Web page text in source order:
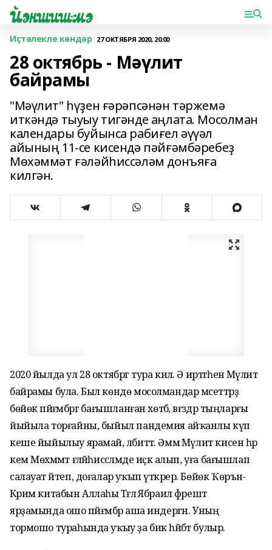
Иҫтәлекле көндәр 27 ОКТЯБРЯ 2020, 20:00
28 октябрь - Мәүлит
байрамы
"Мәүлит" һүҙен ғәрәпсәнән тәржемә
иткәндә тыуыу тигәнде аңлата. Мосолман
календары буйынса рабиғел әүүәл
айының 11-cе кисендә пәйғәмбәребеҙ
Мөхәммәт ғәләйһиссәләм донъяға
килгән.
2020 йылда ул 28 октябргә тура килә. Ә иртәгәһенә Мәүлит
байрамы була. Был көндө мосолмандар мәсеттәрҙә
бөйөк пәйғәмбәргә бағышланған хөтбә, вәғәздәр тыңларғы
йыйыла торғайны, быйыл пандемия айҡанлы күп
кеше йыйылыу ярамай, әлбиттә. Әммә Мәүлит кисен һәр
кем Мөхәммәт ғәләйһиссәләмде иҫкә алып, уға бағышлап
салауат әйтеп, доғалар уҡып үткәрер. Бөйөк Ҡөръән-
Кәрим китабын Аллаһы Тәғәлә Ябраил фәрештә
ярҙамында ошо пәйғәмбәр аша индергән. Уның
тормошо тураһында уҡыу ҙа бик һәйбәт булыр.